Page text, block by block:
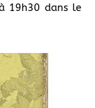
19h30 dans le